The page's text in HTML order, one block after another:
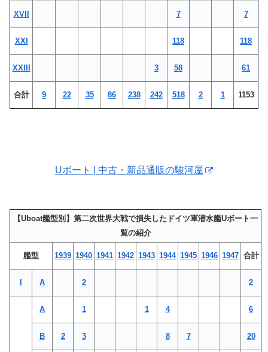
XVII 7 7
XXI 118 118
XXIII 3 58 61
合計 9 22 35 86 238 242 518 2 1 1153
Uボート | 中古・新品通販の駿河屋
【Uboat艦型別】第二次世界大戦で損失したドイツ軍潜水艦Uボート一
覧の紹介
艦型 1939 1940 1941 1942 1943 1944 1945 1946 1947 合計
I A 2 2
A 1 1 4 6
B 2 3 8 7 20